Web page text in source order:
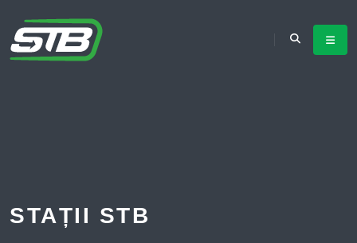
STAȚII STB